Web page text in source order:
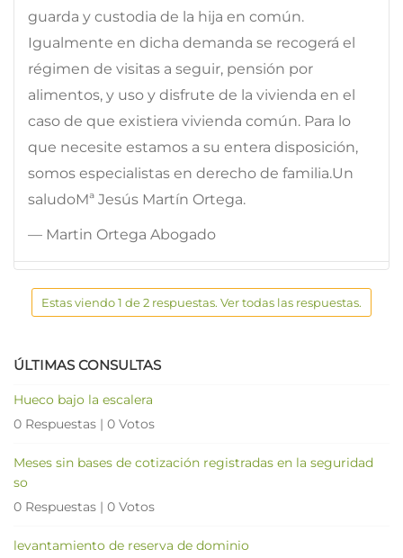
guarda y custodia de la hija en común.
Igualmente en dicha demanda se recogerá el
régimen de visitas a seguir, pensión por
alimentos, y uso y disfrute de la vivienda en el
caso de que existiera vivienda común. Para lo
que necesite estamos a su entera disposición,
somos especialistas en derecho de familia.Un
saludoMª Jesús Martín Ortega.
— Martin Ortega Abogado
Estas viendo 1 de 2 respuestas. Ver todas las respuestas.
ÚLTIMAS CONSULTAS
Hueco bajo la escalera
0 Respuestas | 0 Votos
Meses sin bases de cotización registradas en la seguridad
so
0 Respuestas | 0 Votos
levantamiento de reserva de dominio